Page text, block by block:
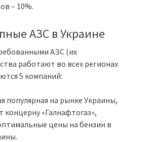
– 10%.
АЗС в Украине
АЗС (их
работают во всех регионах
5 компаний:
популярная на рынке Украины,
концерну «Галнафтогаз»,
цены на бензин в